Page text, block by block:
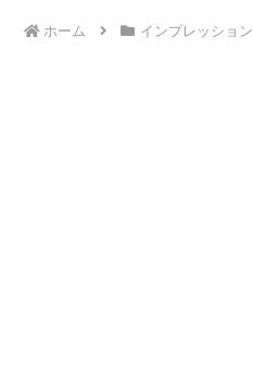
ホーム インプレッション